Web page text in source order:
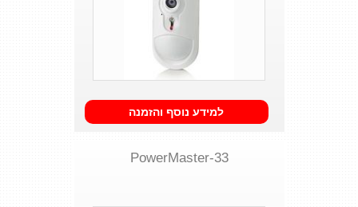
למידע נוסף והזמנה
PowerMaster-33